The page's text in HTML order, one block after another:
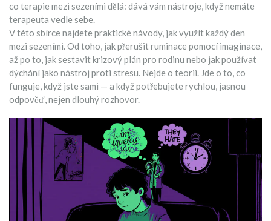
co terapie mezi sezeními dělá: dává vám nástroje, když nemáte
terapeuta vedle sebe.
V této sbírce najdete praktické návody, jak využít každý den
mezi sezeními. Od toho, jak přerušit ruminace pomocí imaginace,
až po to, jak sestavit krizový plán pro rodinu nebo jak používat
dýchání jako nástroj proti stresu. Nejde o teorii. Jde o to, co
funguje, když jste sami — a když potřebujete rychlou, jasnou
odpověď, nejen dlouhý rozhovor.